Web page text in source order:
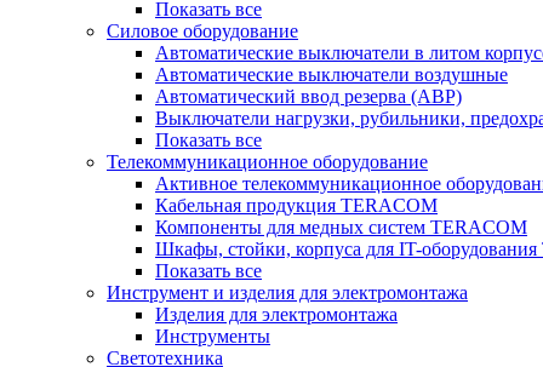
Показать все
Силовое оборудование
Автоматические выключатели в литом
Автоматические выключатели воздушные
Автоматический ввод резерва (АВР)
Выключатели нагрузки, рубильники,
Показать все
Телекоммуникационное оборудование
Активное телекоммуникационное
Кабельная продукция TERACOM
Компоненты для медных систем TERACOM
Шкафы, стойки, корпуса для IT-
Показать все
Инструмент и изделия для электромонтажа
Изделия для электромонтажа
Инструменты
Светотехника